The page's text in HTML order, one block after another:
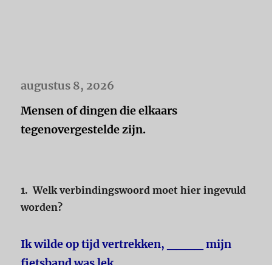
augustus 8, 2026
Mensen of dingen die elkaars
tegenovergestelde zijn.
1. Welk verbindingswoord moet hier ingevuld
worden?
Ik wilde op tijd vertrekken, ____ mijn